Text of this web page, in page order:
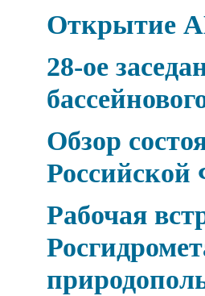
Открытие
28-ое
Обзор
Российской
Рабочая